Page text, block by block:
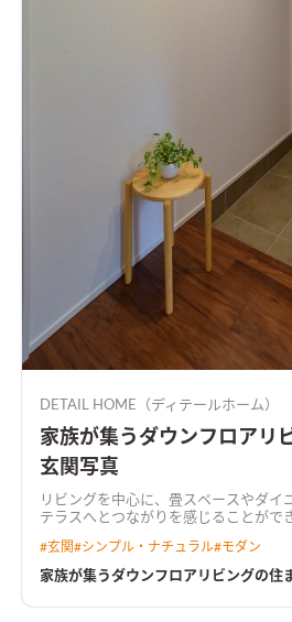
DETAIL HOME（ディテールホーム）
家族が集うダウンフロアリ
玄関写真
リビングを中心に、畳スペースやダイ
テラスへとつながりを感じることができる
ビング入り口にはオリジナルの造作建
セントをつけた。 水回りは回遊出来るよう設計し、キッチンか
#玄関#シンプル・ナチュラル#モダン
家族が集うダウンフロアリビングの住